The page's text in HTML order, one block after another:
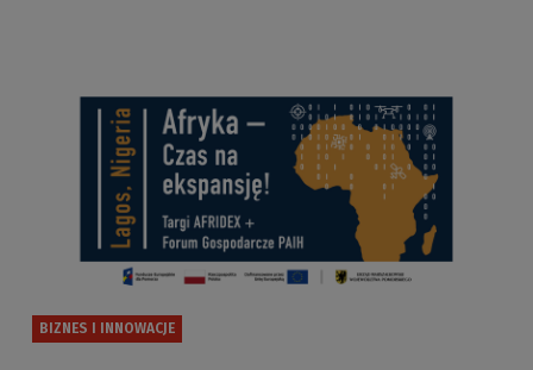
BIZNES I INNOWACJE